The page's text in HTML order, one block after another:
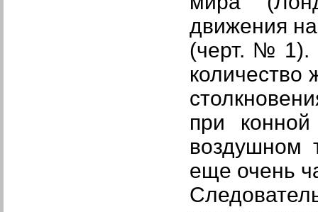
движения
(черт. № 1).
количество
при
воздушном
еще очень